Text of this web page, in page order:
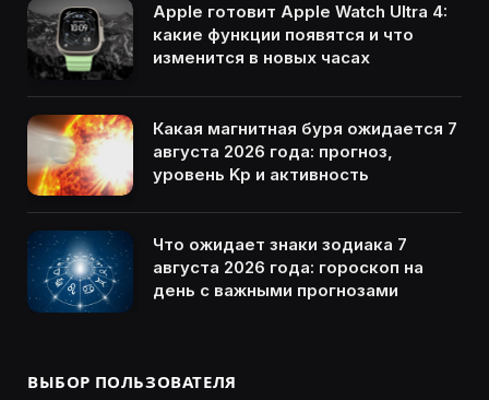
Apple готовит Apple Watch Ultra 4:
какие функции появятся и что
изменится в новых часах
Какая магнитная буря ожидается 7
августа 2026 года: прогноз,
уровень Kp и активность
Что ожидает знаки зодиака 7
августа 2026 года: гороскоп на
день с важными прогнозами
ВЫБОР ПОЛЬЗОВАТЕЛЯ